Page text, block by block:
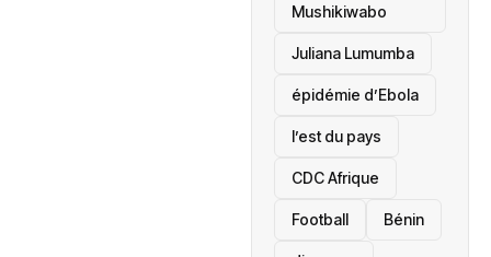
Mushikiwabo
Juliana Lumumba
épidémie d’Ebola
l’est du pays
CDC Afrique
Football Bénin